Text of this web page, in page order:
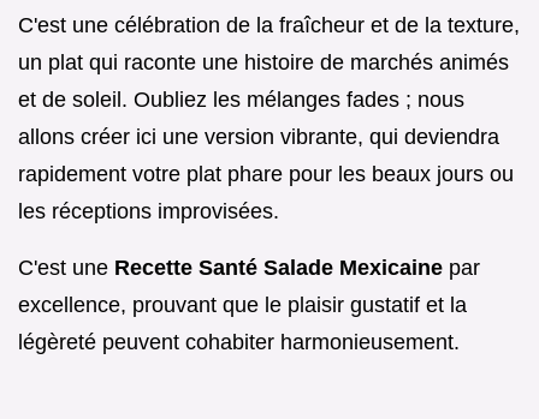
C'est une célébration de la fraîcheur et de la texture,
un plat qui raconte une histoire de marchés animés
et de soleil. Oubliez les mélanges fades ; nous
allons créer ici une version vibrante, qui deviendra
rapidement votre plat phare pour les beaux jours ou
les réceptions improvisées.
C'est une Recette Santé Salade Mexicaine par
excellence, prouvant que le plaisir gustatif et la
légèreté peuvent cohabiter harmonieusement.